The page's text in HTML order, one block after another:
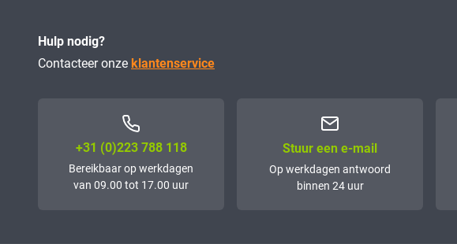
Hulp nodig?
Contacteer onze klantenservice
+31 (0)223 788 118
Bereikbaar op werkdagen
van 09.00 tot 17.00 uur
Stuur een e-mail
Op werkdagen antwoord
binnen 24 uur